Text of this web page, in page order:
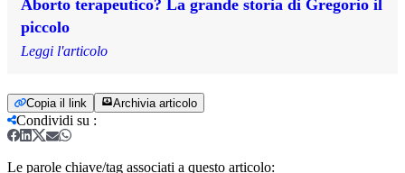
Aborto terapeutico? La grande storia di Gregorio il
piccolo
Leggi l'articolo
Copia il link Archivia articolo
Condividi su :
Le parole chiave/tag associati a questo articolo: